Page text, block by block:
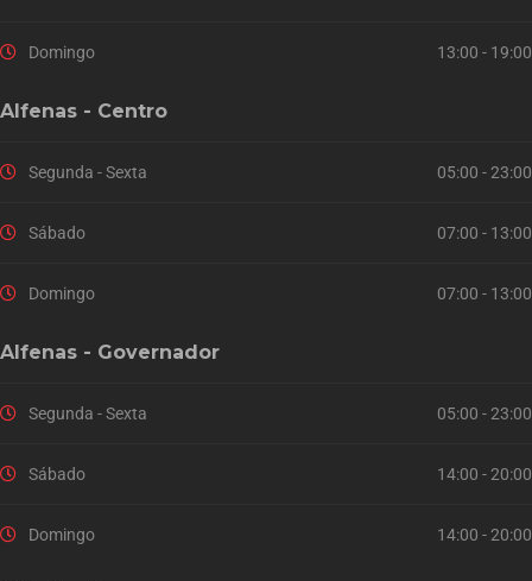
Domingo 13:00 - 19:00
Alfenas - Centro
Segunda - Sexta 05:00 - 23:00
Sábado 07:00 - 13:00
Domingo 07:00 - 13:00
Alfenas - Governador
Segunda - Sexta 05:00 - 23:00
Sábado 14:00 - 20:00
Domingo 14:00 - 20:00